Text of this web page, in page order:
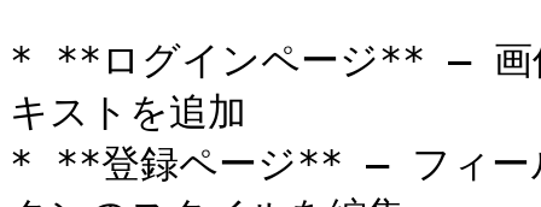
* **ログインページ** – 画
キストを追加
* **登録ページ** – フィー